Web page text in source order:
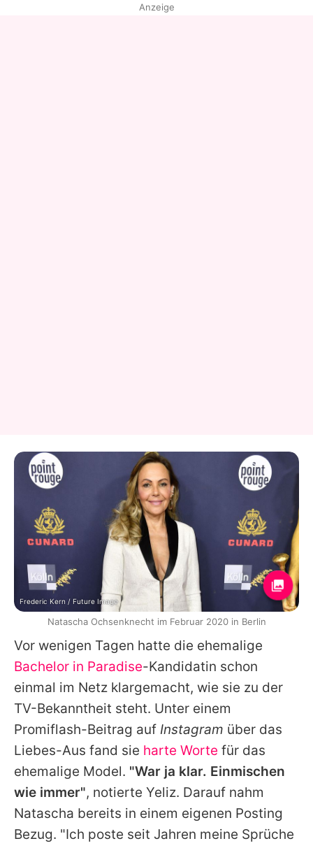
Vor wenigen Tagen hatte die ehemalige
Bachelor in Paradise-Kandidatin schon
einmal im Netz klargemacht, wie sie zu der
TV-Bekanntheit steht. Unter einem
Promiflash-Beitrag auf Instagram über das
Liebes-Aus fand sie harte Worte für das
ehemalige Model. "War ja klar. Einmischen
wie immer", notierte Yeliz. Darauf nahm
Natascha bereits in einem eigenen Posting
Bezug. "Ich poste seit Jahren meine Sprüche
Anzeige
Frederic Kern / Future Image
Natascha Ochsenknecht im Februar 2020 in Berlin